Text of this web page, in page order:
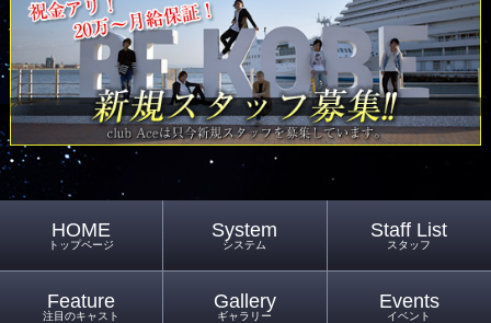
HOME
トップページ
System
システム
Staff List
スタッフ
Feature
注目のキャスト
Gallery
ギャラリー
Events
イベント